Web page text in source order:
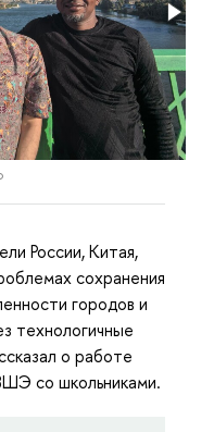
России, Китая,
сохранения
городов и
технологичные
о работе
со школьниками.